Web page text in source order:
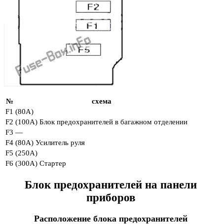
№
схема
F1 (80А)
F2 (100A) Блок предохранителей в багажном отделении
F3 —
F4 (80A) Усилитель руля
F5 (250A)
F6 (300A) Стартер
Блок предохранителей на панели
приборов
Расположение блока предохранителей